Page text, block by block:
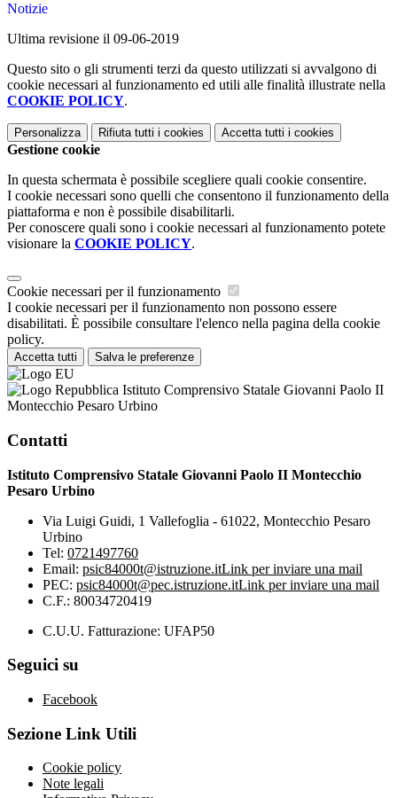
Notizie
Ultima revisione il 09-06-2019
Questo sito o gli strumenti terzi da questo utilizzati si avvalgono di
cookie necessari al funzionamento ed utili alle finalità illustrate nella
COOKIE POLICY.
Personalizza Rifiuta tutti i cookies Accetta tutti i cookies
Gestione cookie
In questa schermata è possibile scegliere quali cookie consentire.
I cookie necessari sono quelli che consentono il funzionamento della
piattaforma e non è possibile disabilitarli.
Per conoscere quali sono i cookie necessari al funzionamento potete
visionare la COOKIE POLICY.
Cookie necessari per il funzionamento
I cookie necessari per il funzionamento non possono essere
disabilitati. È possibile consultare l'elenco nella pagina della cookie
policy.
Accetta tutti Salva le preferenze
Istituto Comprensivo Statale Giovanni Paolo II
Montecchio Pesaro Urbino
Contatti
Istituto Comprensivo Statale Giovanni Paolo II Montecchio
Pesaro Urbino
Via Luigi Guidi, 1 Vallefoglia - 61022, Montecchio Pesaro
Urbino
Tel: 0721497760
Email: psic84000t@istruzione.itLink per inviare una mail
PEC: psic84000t@pec.istruzione.itLink per inviare una mail
C.F.: 80034720419
C.U.U. Fatturazione: UFAP50
Seguici su
Facebook
Sezione Link Utili
Cookie policy
Note legali